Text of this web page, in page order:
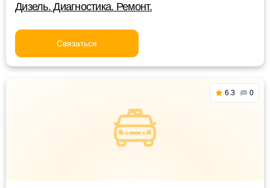
Дизель. Диагностика. Ремонт.
Связаться
6.3 0